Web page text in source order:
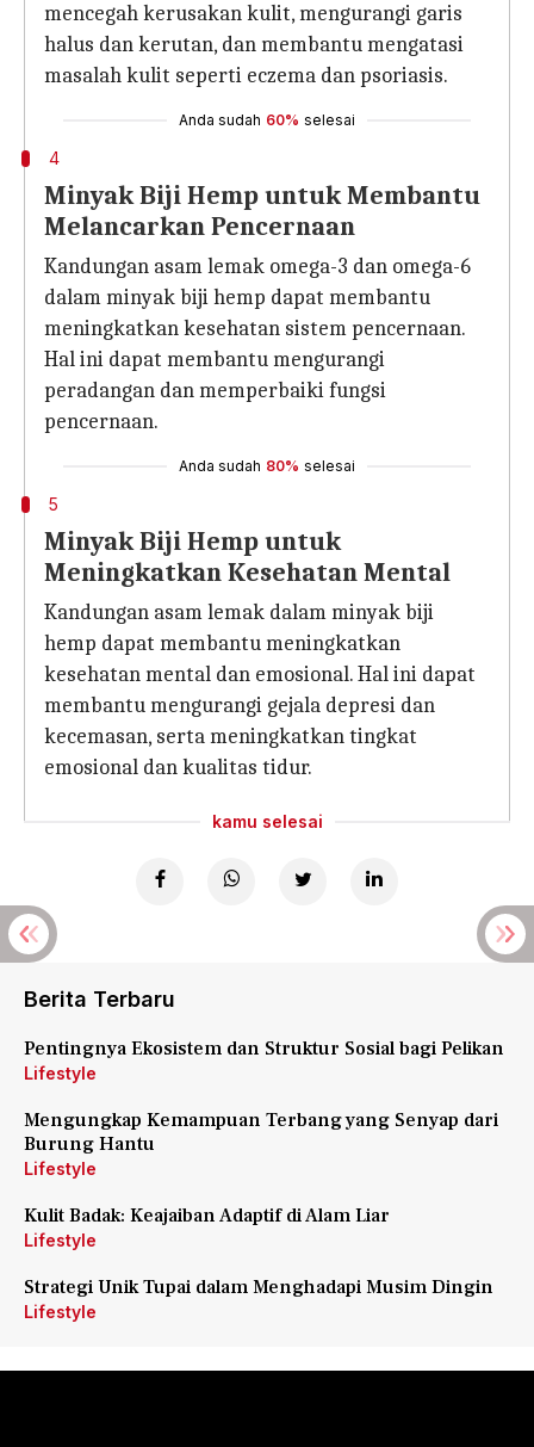
mencegah kerusakan kulit, mengurangi garis
halus dan kerutan, dan membantu mengatasi
masalah kulit seperti eczema dan psoriasis.
Anda sudah 60% selesai
4
Minyak Biji Hemp untuk Membantu
Melancarkan Pencernaan
Kandungan asam lemak omega-3 dan omega-6
dalam minyak biji hemp dapat membantu
meningkatkan kesehatan sistem pencernaan.
Hal ini dapat membantu mengurangi
peradangan dan memperbaiki fungsi
pencernaan.
Anda sudah 80% selesai
5
Minyak Biji Hemp untuk
Meningkatkan Kesehatan Mental
Kandungan asam lemak dalam minyak biji
hemp dapat membantu meningkatkan
kesehatan mental dan emosional. Hal ini dapat
membantu mengurangi gejala depresi dan
kecemasan, serta meningkatkan tingkat
emosional dan kualitas tidur.
kamu selesai
Berita Terbaru
Pentingnya Ekosistem dan Struktur Sosial bagi Pelikan
Lifestyle
Mengungkap Kemampuan Terbang yang Senyap dari
Burung Hantu
Lifestyle
Kulit Badak: Keajaiban Adaptif di Alam Liar
Lifestyle
Strategi Unik Tupai dalam Menghadapi Musim Dingin
Lifestyle